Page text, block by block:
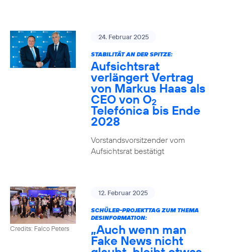
24. Februar 2025
STABILITÄT AN DER SPITZE:
Aufsichtsrat
verlängert Vertrag
von Markus Haas als
CEO von O2
Telefónica bis Ende
2028
Vorstandsvorsitzender vom
Aufsichtsrat bestätigt
Credits: Falco Peters
12. Februar 2025
SCHÜLER-PROJEKTTAG ZUM THEMA
DESINFORMATION:
„Auch wenn man
Fake News nicht